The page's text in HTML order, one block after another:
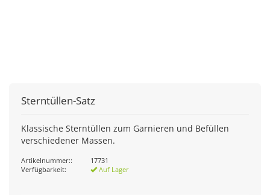
Sterntüllen-Satz
Klassische Sterntüllen zum Garnieren und Befüllen
verschiedener Massen.
Artikelnummer::
17731
Verfügbarkeit:
Auf Lager